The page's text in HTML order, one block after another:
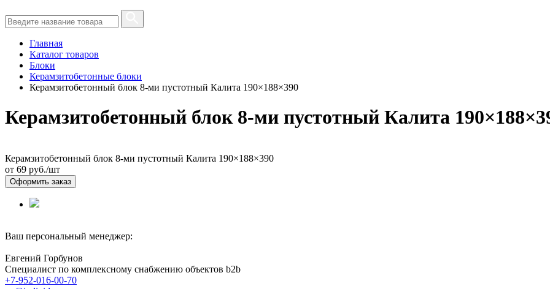
Главная
Каталог товаров
Блоки
Керамзитобетонные блоки
Керамзитобетонный блок 8-ми пустотный Калита 190×188×390
Керамзитобетонный блок 8-ми пустотный Калита
Керамзитобетонный блок 8-ми пустотный Калита 190×188×390
от 69 руб./шт
Оформить заказ
Ваш персональный менеджер:
Евгений Горбунов
Специалист по комплексному снабжению объектов b2b
+7-952-016-00-70